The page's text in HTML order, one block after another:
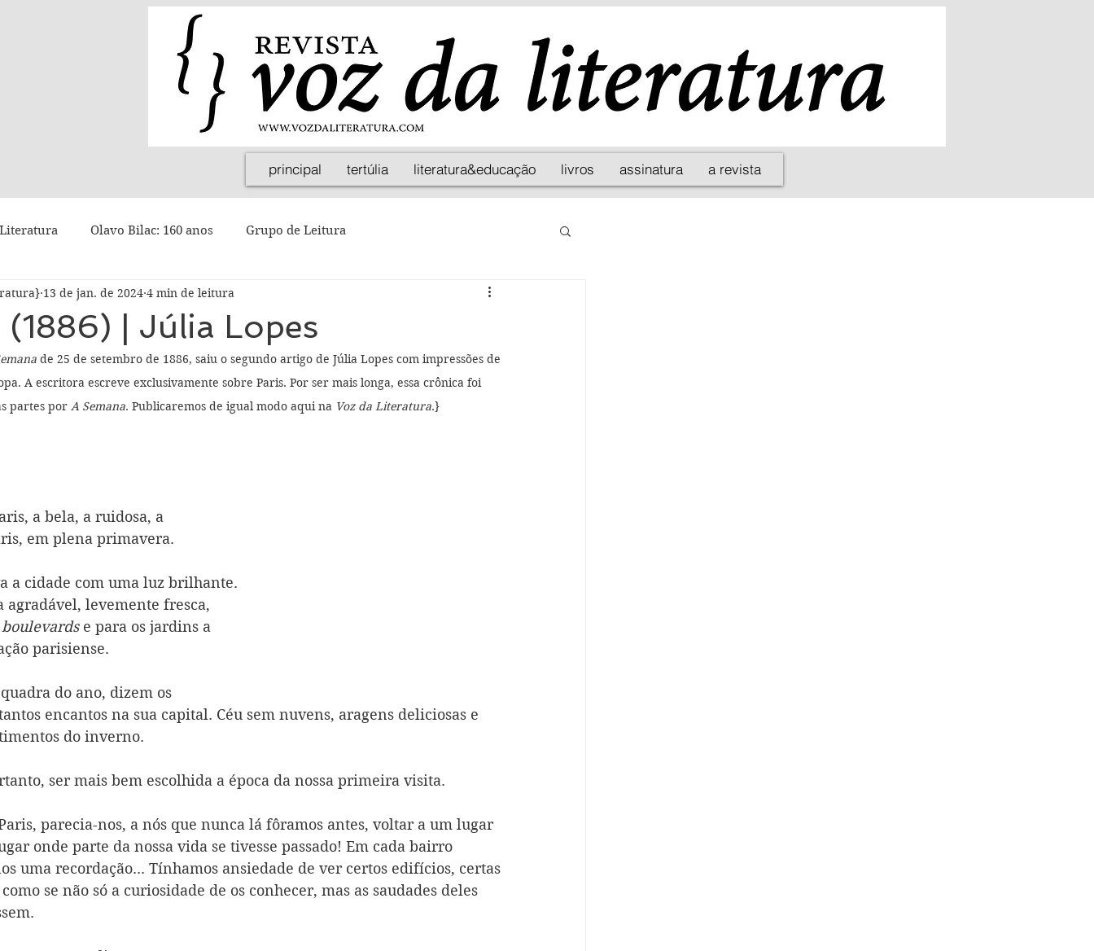
principal tertúlia literatura&educação livros assinatura a revista
Olavo Bilac: 160 anos Grupo de Leitura
(1886) | Júlia Lopes
13 de jan. de 2024 4 min de leitura
de 25 de setembro de 1886, saiu o segundo artigo de Júlia Lopes com impressões de
A escritora escreve exclusivamente sobre Paris. Por ser mais longa, essa crônica foi
partes por A Semana. Publicaremos de igual modo aqui na Voz da Literatura.}
a bela, a ruidosa, a
em plena primavera.
a cidade com uma luz brilhante.
agradável, levemente fresca,
boulevards e para os jardins a
parisiense.
do ano, dizem os
encantos na sua capital. Céu sem nuvens, aragens deliciosas e
do inverno.
ser mais bem escolhida a época da nossa primeira visita.
parecia-nos, a nós que nunca lá fôramos antes, voltar a um lugar
onde parte da nossa vida se tivesse passado! Em cada bairro
uma recordação... Tínhamos ansiedade de ver certos edifícios, certas
se não só a curiosidade de os conhecer, mas as saudades deles